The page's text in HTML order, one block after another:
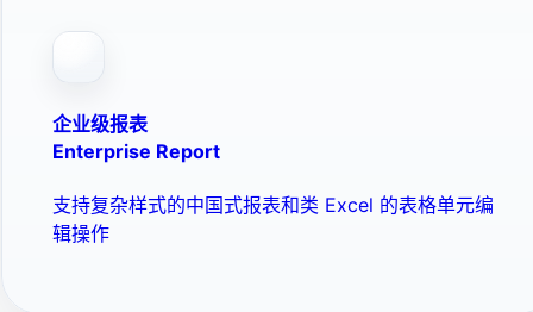
企业级报表
Enterprise Report
支持复杂样式的中国式报表和类 Excel 的表格单元编
辑操作